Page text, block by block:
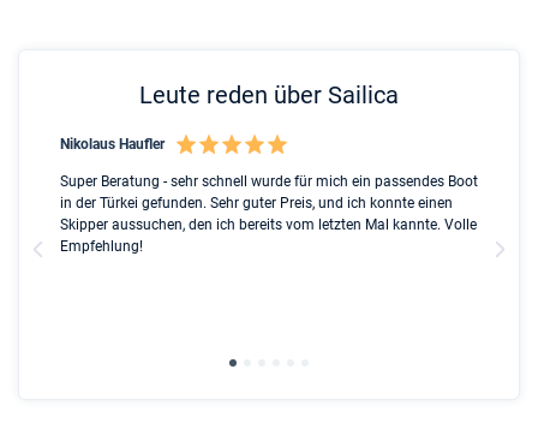
Leute reden über Sailica
Nikolaus Haufler
Super Beratung - sehr schnell wurde für mich ein passendes Boot
in der Türkei gefunden. Sehr guter Preis, und ich konnte einen
Skipper aussuchen, den ich bereits vom letzten Mal kannte. Volle
Empfehlung!